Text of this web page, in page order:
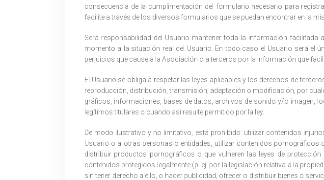
consecuencia de la cumplimentación del formulario necesario para
facilite a través de los diversos formularios que se puedan encontrar en la
Será responsabilidad del Usuario mantener toda la información
momento a la situación real del Usuario. En todo caso el Usuario será el
perjuicios que cause a la Asociación o a terceros por la información que
El Usuario se obliga a respetar las leyes aplicables y los derechos de
reproducción, distribución, transmisión, adaptación o modificación, por
gráficos, informaciones, bases de datos, archivos de sonido y/o imagen,
legítimos titulares o cuando así resulte permitido por la ley.
De modo ilustrativo y no limitativo, está prohibido: utilizar contenidos
Usuario o a otras personas o entidades, utilizar contenidos pornográficos
distribuir productos pornográficos o que vulneren las leyes de
contenidos protegidos legalmente (p. ej. por la legislación relativa a la
sin tener derecho a ello, o hacer publicidad, ofrecer o distribuir bienes o